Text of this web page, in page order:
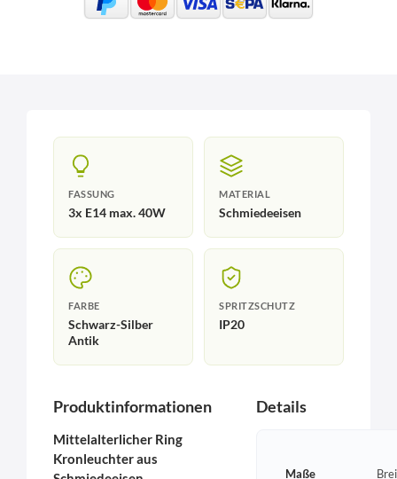
FASSUNG
3x E14 max. 40W
MATERIAL
Schmiedeeisen
FARBE
Schwarz-Silber
Antik
SPRITZSCHUTZ
IP20
Produktinformationen
Mittelalterlicher Ring
Kronleuchter aus
Details
Maße